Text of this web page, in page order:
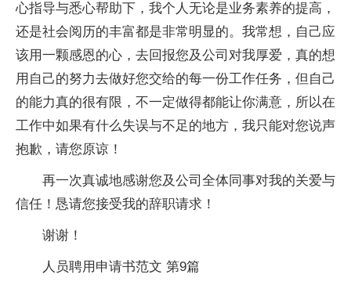
心指导与悉心帮助下，我个人无论是业务素养的提高，
还是社会阅历的丰富都是非常明显的。我常想，自己应
该用一颗感恩的心，去回报您及公司对我厚爱，真的想
用自己的努力去做好您交给的每一份工作任务，但自己
的能力真的很有限，不一定做得都能让你满意，所以在
工作中如果有什么失误与不足的地方，我只能对您说声
抱歉，请您原谅！
再一次真诚地感谢您及公司全体同事对我的关爱与
信任！恳请您接受我的辞职请求！
谢谢！
人员聘用申请书范文 第9篇